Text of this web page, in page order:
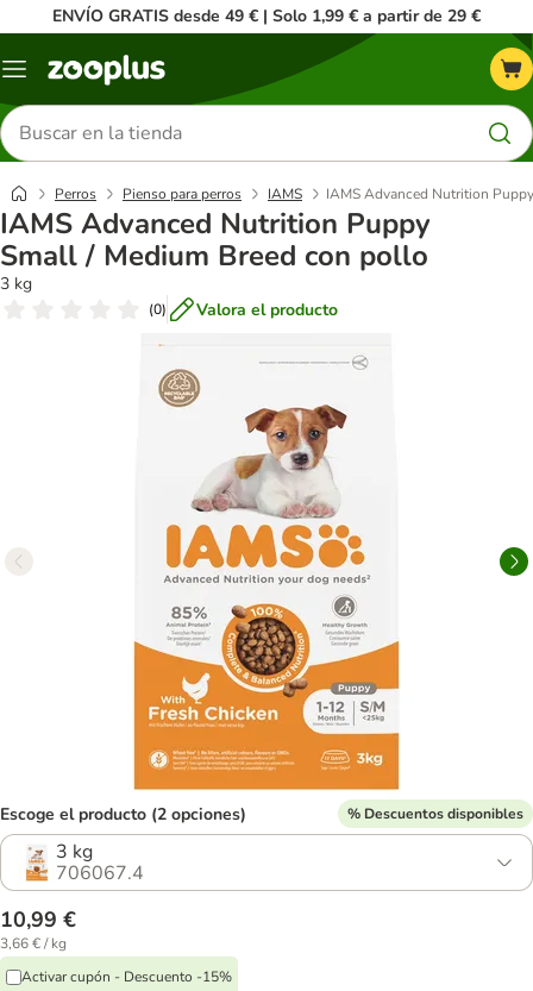
ENVÍO GRATIS desde 49 € | Solo 1,99 € a partir de 29 €
Menú
Buscar
productos
Perros Pienso para perros IAMS IAMS Advanced Nutrition
IAMS Advanced Nutrition Puppy
Small / Medium Breed con pollo
3 kg
(0) Valora el producto
Escoge el producto (2 opciones) % Descuentos disponibles
3 kg
706067.4
10,99 €
3,66 € / kg
Activar cupón - Descuento -15%